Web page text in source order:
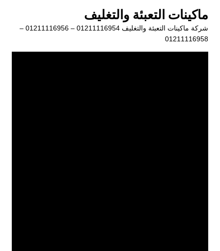
المحتوى
ماكينات التعبئة والتغليف
شركة ماكينات التعبئة والتغليف 01211116954 – 01211116956 –
01211116958